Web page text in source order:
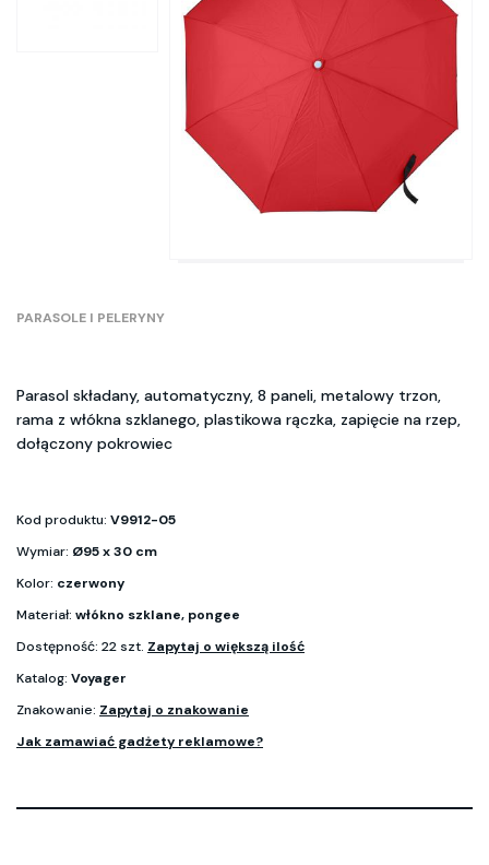
PARASOLE I PELERYNY
Parasol składany, automatyczny, 8 paneli, metalowy trzon,
rama z włókna szklanego, plastikowa rączka, zapięcie na rzep,
dołączony pokrowiec
Kod produktu: V9912-05
Wymiar: Ø95 x 30 cm
Kolor: czerwony
Materiał: włókno szklane, pongee
Dostępność: 22 szt. Zapytaj o większą ilość
Katalog: Voyager
Znakowanie: Zapytaj o znakowanie
Jak zamawiać gadżety reklamowe?